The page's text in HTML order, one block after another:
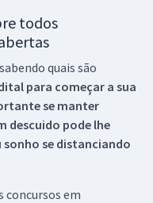
todos
quais são
para começar a sua
se manter
descuido pode lhe
sonho se distanciando
concursos em